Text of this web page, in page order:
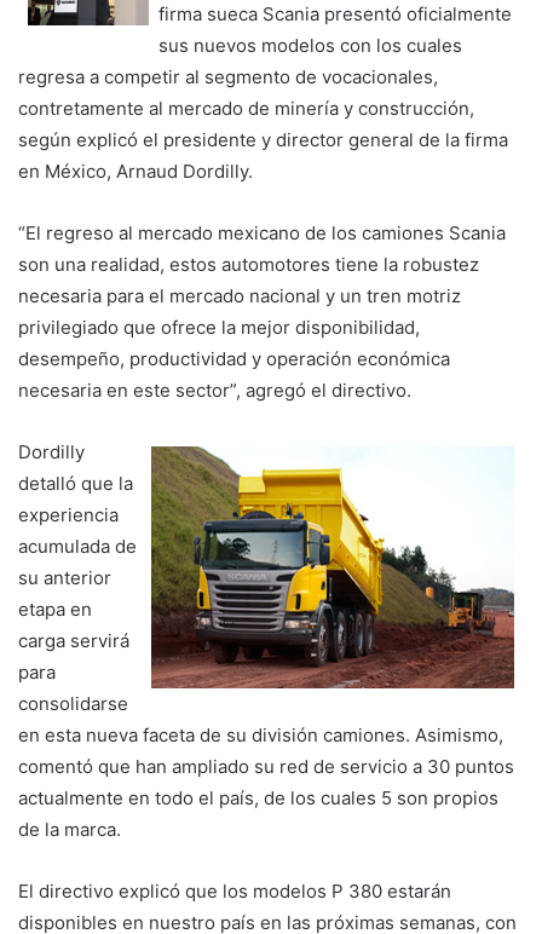
firma sueca Scania presentó oficialmente
sus nuevos modelos con los cuales
regresa a competir al segmento de vocacionales,
contretamente al mercado de minería y construcción,
según explicó el presidente y director general de la firma
en México, Arnaud Dordilly.
“El regreso al mercado mexicano de los camiones Scania
son una realidad, estos automotores tiene la robustez
necesaria para el mercado nacional y un tren motriz
privilegiado que ofrece la mejor disponibilidad,
desempeño, productividad y operación económica
necesaria en este sector”, agregó el directivo.
Dordilly
detalló que la
experiencia
acumulada de
su anterior
etapa en
carga servirá
para
consolidarse
en esta nueva faceta de su división camiones. Asimismo,
comentó que han ampliado su red de servicio a 30 puntos
actualmente en todo el país, de los cuales 5 son propios
de la marca.
El directivo explicó que los modelos P 380 estarán
disponibles en nuestro país en las próximas semanas, con